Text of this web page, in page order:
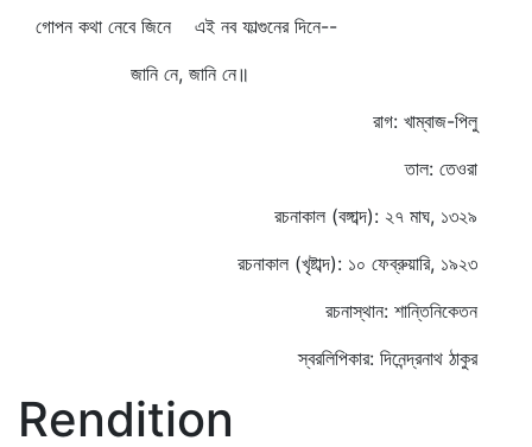
গোপন কথা নেবে জিনে এই নব ফাল্গুনের দিনে--
জানি নে, জানি নে॥
রাগ: খাম্বাজ-পিলু
তাল: তেওরা
রচনাকাল (বঙ্গাব্দ): ২৭ মাঘ, ১৩২৯
রচনাকাল (খৃষ্টাব্দ): ১০ ফেব্রুয়ারি, ১৯২৩
রচনাস্থান: শান্তিনিকেতন
স্বরলিপিকার: দিনেন্দ্রনাথ ঠাকুর
Rendition